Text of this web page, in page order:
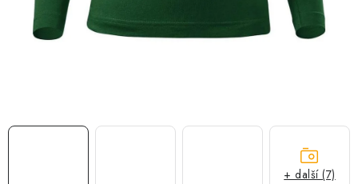
O nás Časté otázky
Doprava a platba
+ další (7)